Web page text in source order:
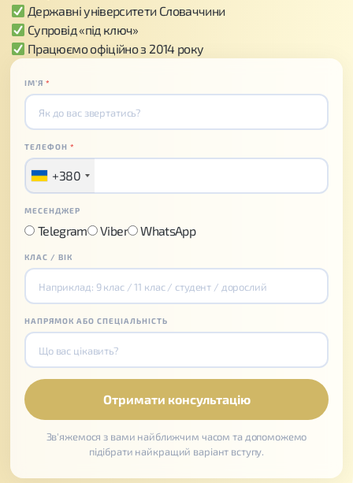
Державні університети Словаччини
Супровід «під ключ»
Працюємо офіційно з 2014 року
ІМʼЯ*
ТЕЛЕФОН*
+380
МЕСЕНДЖЕР
Telegram Viber WhatsApp
КЛАС / ВІК
НАПРЯМОК АБО СПЕЦІАЛЬНІСТЬ
Зв'яжемося з вами найближчим часом та допоможемо
підібрати найкращий варіант вступу.